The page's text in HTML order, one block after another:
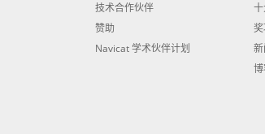
技术合作伙伴
赞助
Navicat 学术伙伴计划